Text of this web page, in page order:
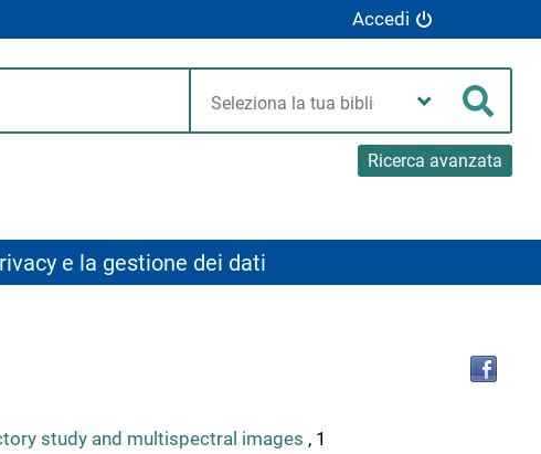
Accedi
Cerca
Ricerca avanzata
e la gestione dei dati
study and multispectral images , 1